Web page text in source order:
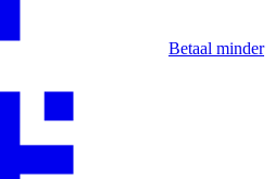
Betaal minder